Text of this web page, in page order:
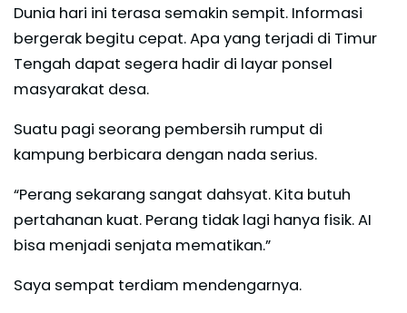
Dunia hari ini terasa semakin sempit. Informasi
bergerak begitu cepat. Apa yang terjadi di Timur
Tengah dapat segera hadir di layar ponsel
masyarakat desa.
Suatu pagi seorang pembersih rumput di
kampung berbicara dengan nada serius.
“Perang sekarang sangat dahsyat. Kita butuh
pertahanan kuat. Perang tidak lagi hanya fisik. AI
bisa menjadi senjata mematikan.”
Saya sempat terdiam mendengarnya.